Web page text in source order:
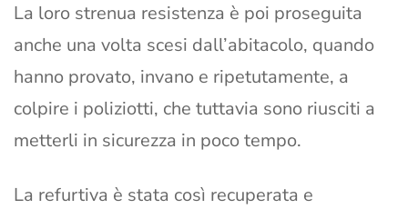
La loro strenua resistenza è poi proseguita
anche una volta scesi dall’abitacolo, quando
hanno provato, invano e ripetutamente, a
colpire i poliziotti, che tuttavia sono riusciti a
metterli in sicurezza in poco tempo.
La refurtiva è stata così recuperata e